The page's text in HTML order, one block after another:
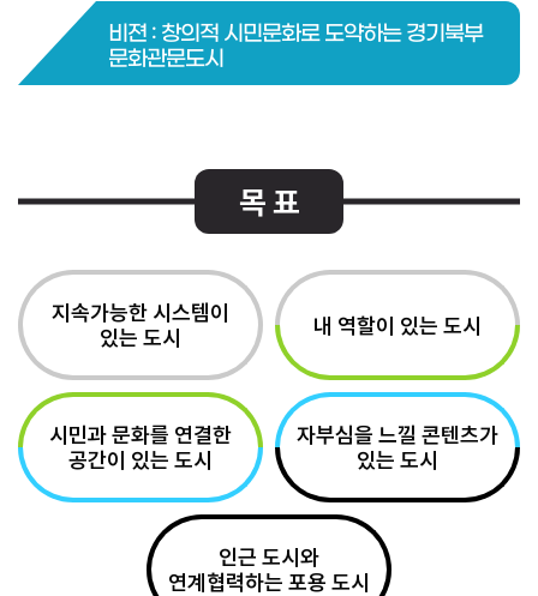
비젼 : 창의적 시민문화로 도약하는 경기북부
문화관문도시
목 표
지속가능한 시스템이
있는 도시
내 역할이 있는 도시
시민과 문화를 연결한
공간이 있는 도시
자부심을 느낄 콘텐츠가
있는 도시
인근 도시와
연계협력하는 포용 도시